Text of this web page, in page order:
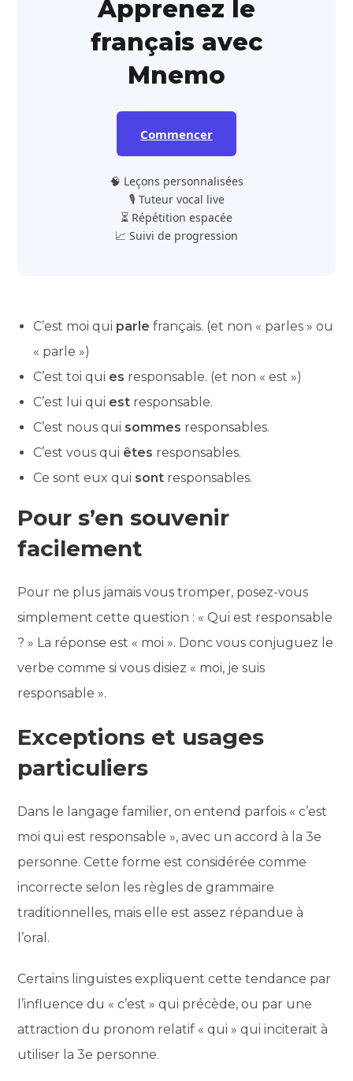
Apprenez le
français avec
Mnemo
Commencer
🧠 Leçons personnalisées
🎙️ Tuteur vocal live
⏳ Répétition espacée
📈 Suivi de progression
C’est moi qui parle français. (et non « parles » ou
« parle »)
C’est toi qui es responsable. (et non « est »)
C’est lui qui est responsable.
C’est nous qui sommes responsables.
C’est vous qui êtes responsables.
Ce sont eux qui sont responsables.
Pour s’en souvenir
facilement
Pour ne plus jamais vous tromper, posez-vous
simplement cette question : « Qui est responsable
? » La réponse est « moi ». Donc vous conjuguez le
verbe comme si vous disiez « moi, je suis
responsable ».
Exceptions et usages
particuliers
Dans le langage familier, on entend parfois « c’est
moi qui est responsable », avec un accord à la 3e
personne. Cette forme est considérée comme
incorrecte selon les règles de grammaire
traditionnelles, mais elle est assez répandue à
l’oral.
Certains linguistes expliquent cette tendance par
l’influence du « c’est » qui précède, ou par une
attraction du pronom relatif « qui » qui inciterait à
utiliser la 3e personne.